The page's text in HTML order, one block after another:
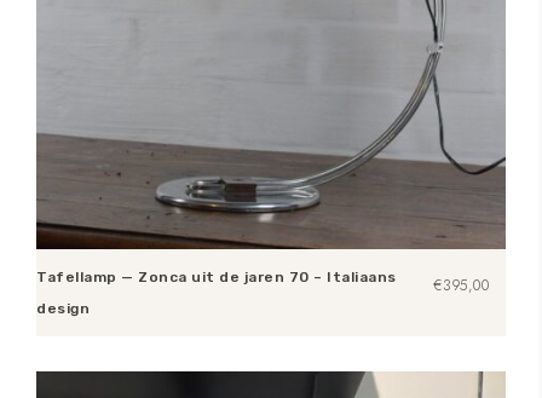
Tafellamp — Zonca uit de jaren 70 – Italiaans
design
€395,00